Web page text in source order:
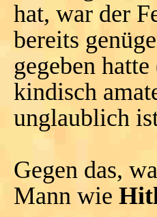
hat, war der
bereits
gegeben
kindisch
unglaublich
Gegen das,
Mann wie